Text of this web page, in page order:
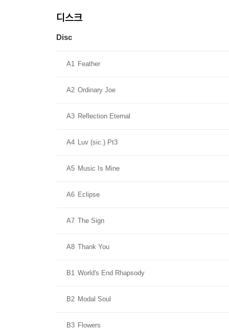
디스크
Disc
A1 Feather
A2 Ordinary Joe
A3 Reflection Eternal
A4 Luv (sic.) Pt3
A5 Music Is Mine
A6 Eclipse
A7 The Sign
A8 Thank You
B1 World's End Rhapsody
B2 Modal Soul
B3 Flowers